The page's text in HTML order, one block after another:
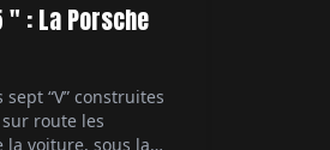
: La Porsche
“V” construites
route les
la voiture, sous la